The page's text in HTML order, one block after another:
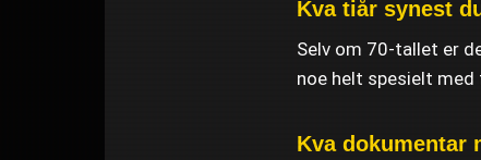
Kva tiår synest
Selv om 70-tallet er
noe helt spesielt med
Kva dokumentar